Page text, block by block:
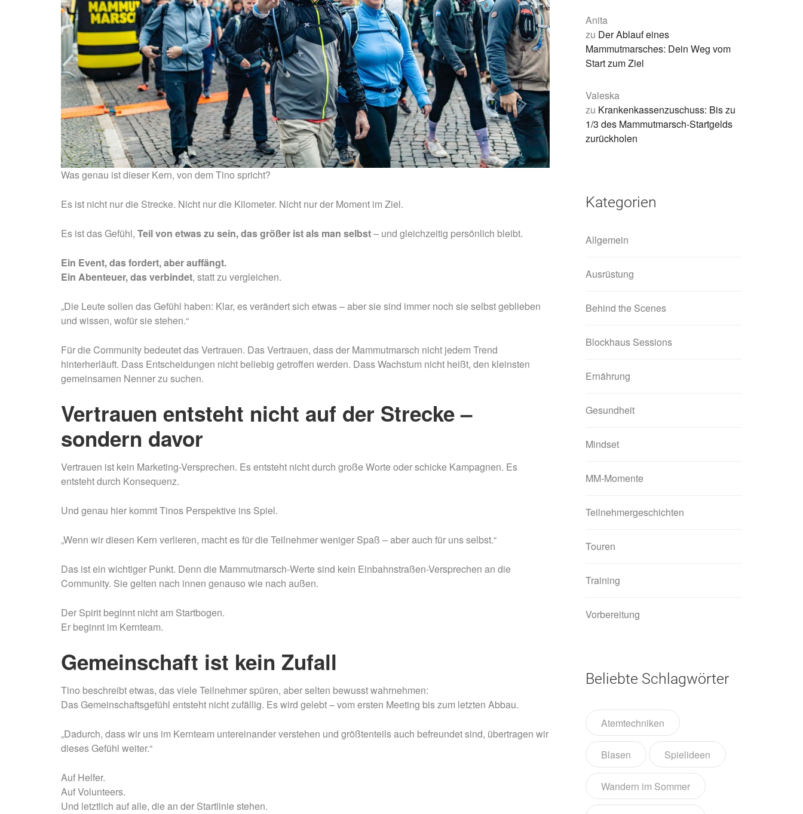
Was genau ist dieser Kern, von dem Tino spricht?
Es ist nicht nur die Strecke. Nicht nur die Kilometer. Nicht nur der Moment im Ziel.
Es ist das Gefühl, Teil von etwas zu sein, das größer ist als man selbst– und gleichzeitig persönlich bleibt.
Ein Event, das fordert, aber auffängt.
Ein Abenteuer, das verbindet, statt zu vergleichen.
„Die Leute sollen das Gefühl haben: Klar, es verändert sich etwas – aber sie sind immer noch sie selbst geblieben
und wissen, wofür sie stehen.“
Für die Community bedeutet das Vertrauen. Das Vertrauen, dass der Mammutmarsch nicht jedem Trend
hinterherläuft. Dass Entscheidungen nicht beliebig getroffen werden. Dass Wachstum nicht heißt, den kleinsten
gemeinsamen Nenner zu suchen.
Vertrauen entsteht nicht auf der Strecke –
sondern davor
Vertrauen ist kein Marketing-Versprechen. Es entsteht nicht durch große Worte oder schicke Kampagnen. Es
entsteht durch Konsequenz.
Und genau hier kommt Tinos Perspektive ins Spiel.
„Wenn wir diesen Kern verlieren, macht es für die Teilnehmer weniger Spaß – aber auch für uns selbst.“
Das ist ein wichtiger Punkt. Denn die Mammutmarsch-Werte sind kein Einbahnstraßen-Versprechen an die
Community. Sie gelten nach innen genauso wie nach außen.
Der Spirit beginnt nicht am Startbogen.
Er beginnt im Kernteam.
Gemeinschaft ist kein Zufall
Tino beschreibt etwas, das viele Teilnehmer spüren, aber selten bewusst wahrnehmen:
Das Gemeinschaftsgefühl entsteht nicht zufällig. Es wird gelebt – vom ersten Meeting bis zum letzten Abbau.
„Dadurch, dass wir uns im Kernteam untereinander verstehen und größtenteils auch befreundet sind, übertragen wir
dieses Gefühl weiter.“
Auf Helfer.
Auf Volunteers.
Und letztlich auf alle, die an der Startlinie stehen.
Anita
zu Der Ablauf eines
Mammutmarsches: Dein Weg vom
Start zum Ziel
Valeska
zu Krankenkassenzuschuss: Bis zu
1/3 des Mammutmarsch-Startgelds
zurückholen
Kategorien
Allgemein
Ausrüstung
Behind the Scenes
Blockhaus Sessions
Ernährung
Gesundheit
Mindset
MM-Momente
Teilnehmergeschichten
Touren
Training
Vorbereitung
Beliebte Schlagwörter
Atemtechniken
Blasen Spielideen
Wandern im Sommer